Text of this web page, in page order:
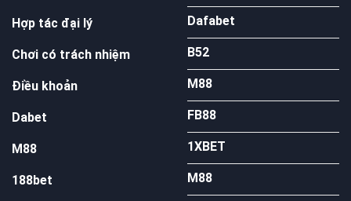
Hợp tác đại lý
Chơi có trách nhiệm
Điều khoản
Dabet
M88
188bet
Dafabet
B52
M88
FB88
1XBET
M88